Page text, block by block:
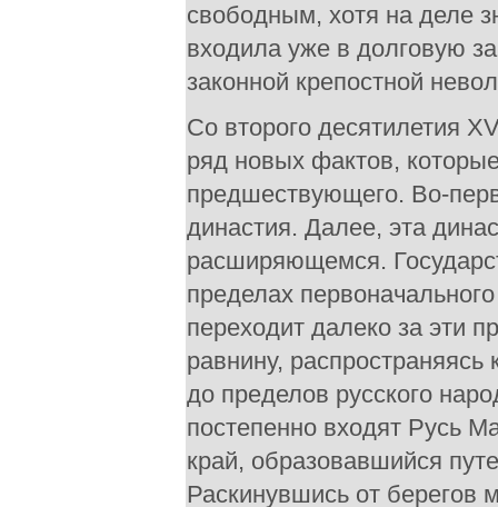
свободным, хотя на деле
входила уже в долговую
законной крепостной
Со второго десятилетия
ряд новых фактов,
предшествующего. Во-
династия. Далее, эта
расширяющемся.
пределах
переходит далеко за эти
равнину, распространяясь
до пределов русского
постепенно входят Русь
край, образовавшийся
Раскинувшись от берегов